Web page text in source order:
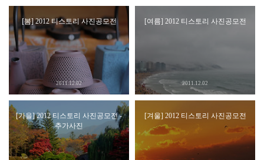
[봄] 2012 티스토리 사진공모전
2011.12.02
[여름] 2012 티스토리 사진공모전
2011.12.02
[가을] 2012 티스토리 사진공모전 -
추가사진
[겨울] 2012 티스토리 사진공모전